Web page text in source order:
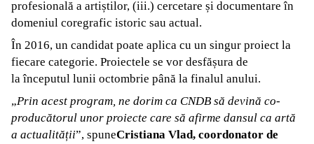
profesională a artiștilor, (iii.) cercetare și documentare în
domeniul coregrafic istoric sau actual.
În 2016, un candidat poate aplica cu un singur proiect la
fiecare categorie. Proiectele se vor desfășura de
la începutul lunii octombrie până la finalul anului.
„Prin acest program, ne dorim ca CNDB să devină co-
producătorul unor proiecte care să afirme dansul ca artă
a actualității”, spuneCristiana Vlad, coordonator de